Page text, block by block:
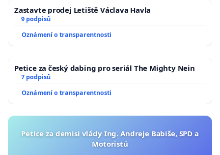
Zastavte prodej Letiště Václava Havla
9 podpisů
Oznámení o transparentnosti
Petice za český dabing pro seriál The Mighty Nein
7 podpisů
Oznámení o transparentnosti
Petice za demisi vlády Ing. Andreje Babiše, SPD a
Motoristů